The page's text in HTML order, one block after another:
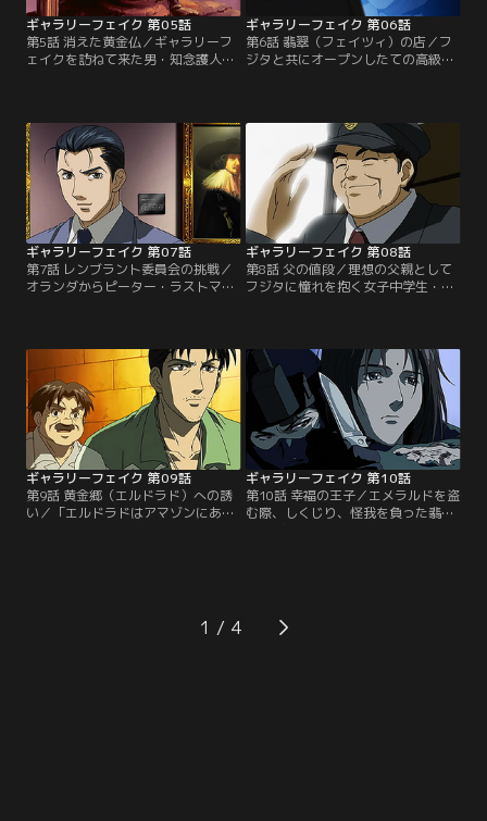
ギャラリーフェイク 第05話
第5話 消えた黄金仏／ギャラリーフ
ェイクを訪ねて来た男・知念護人。
を聞いたフジタとサラは、その寺へ
赴くこととなる。寺に辿りついた二
人が見たものは、腐り、今にも崩れ
落ちそうな不動明王。黄金仏探しも
そっちのけで、フジタは修復に取り
掛かる。【提供：バンダイチャンネ
ル】
ギャラリーフェイク 第06話
第6話 翡翠（フェイツィ）の店／フ
ジタと共にオープンしたての高級宝
は泥棒。その腕は超一流。今回手に
入れたのは、世界最大のブルーダイ
ヤ・ホープ・ブリュー・ダイヤモン
ド。それは、高田美術館で行われて
いる展示会の目玉だ。知らぬ間に偽
物とすり替えていた翡翠は…。【提
供：バンダイチャンネル】
ギャラリーフェイク 第07話
第7話 レンブラント委員会の挑戦／
オランダからピーター・ラストマン
る。日本の美術館関係者は、自身の
美術館にある作品が贋作と鑑定され
てはたまらないと動揺する。そんな
中、フジタは、サラと共に知り合い
の常盤が館長を務める田舎の美術館
へ足を運ぶ。【提供：バンダイチャ
ンネル】
ギャラリーフェイク 第08話
第8話 父の値段／理想の父親として
フジタに憧れを抱く女子中学生・友
ギャラリーフェイクで展示されたア
ンティーク時計を熱心に見つめる父
の姿を発見する。父は憧れのフジタ
と知り合いであった。【提供：バン
ダイチャンネル】
ギャラリーフェイク 第09話
第9話 黄金郷（エルドラド）への誘
い／「エルドラドはアマゾンにあ
変哲もない村だった。期待は裏切ら
れたかに見えたが…。【提供：バン
ギャラリーフェイク 第10話
第10話 幸福の王子／エメラルドを盗
む際、しくじり、怪我を負った翡翠
ヒモとして生きるだらしない青年と
いうことを知る。しかし、彼の描く
1